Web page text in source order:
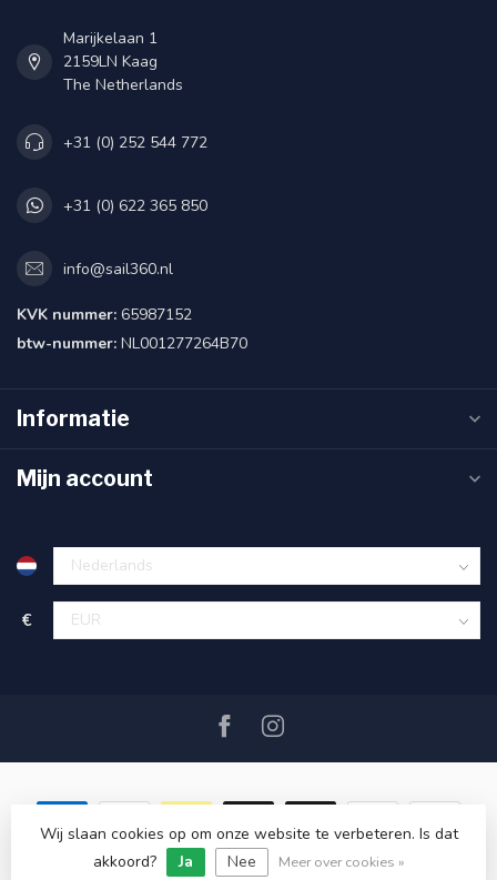
Marijkelaan 1
2159LN Kaag
The Netherlands
+31 (0) 252 544 772
+31 (0) 622 365 850
info@sail360.nl
KVK nummer: 65987152
btw-nummer: NL001277264B70
Informatie
Mijn account
€
© Copyright 2026 SAIL360 watersport and boat equipment
Wij slaan cookies op om onze website te verbeteren. Is dat
akkoord?
Ja Nee Meer over cookies »